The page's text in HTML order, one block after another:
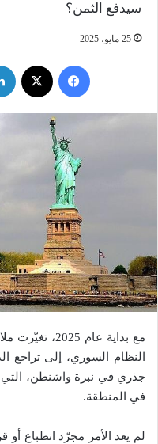
سيدفع الثمن؟
25 مايو، 2025
فيسبوك
مع بداية عام
النظام السوري، إلى تراجع
جذري في نبرة واشنطن، التي
في المنطقة.
لم يعد الأمر مجرّد انطباع أو